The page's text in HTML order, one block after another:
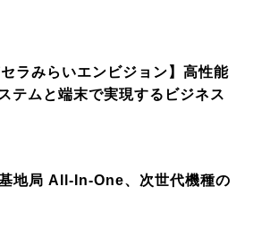
セラみらいエンビジョン】高性能
テムと端末で実現するビジネス
地局 All-In-One、次世代機種の